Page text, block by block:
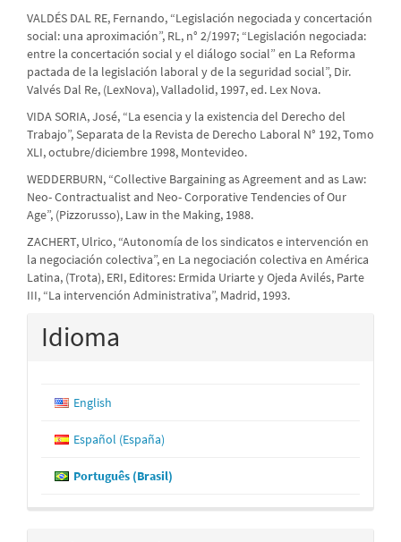
VALDÉS DAL RE, Fernando, “Legislación negociada y concertación
social: una aproximación”, RL, n° 2/1997; “Legislación negociada:
entre la concertación social y el diálogo social” en La Reforma
pactada de la legislación laboral y de la seguridad social”, Dir.
Valvés Dal Re, (LexNova), Valladolid, 1997, ed. Lex Nova.
VIDA SORIA, José, “La esencia y la existencia del Derecho del
Trabajo”, Separata de la Revista de Derecho Laboral N° 192, Tomo
XLI, octubre/diciembre 1998, Montevideo.
WEDDERBURN, “Collective Bargaining as Agreement and as Law:
Neo- Contractualist and Neo- Corporative Tendencies of Our
Age”, (Pizzorusso), Law in the Making, 1988.
ZACHERT, Ulrico, “Autonomía de los sindicatos e intervención en
la negociación colectiva”, en La negociación colectiva en América
Latina, (Trota), ERI, Editores: Ermida Uriarte y Ojeda Avilés, Parte
III, “La intervención Administrativa”, Madrid, 1993.
Idioma
English
Español (España)
Português (Brasil)